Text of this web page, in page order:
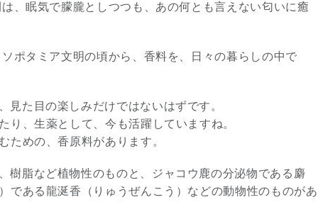
、眠気で朦朧としつつも、あの何とも言えない匂いに癒
ポタミア文明の頃から、香料を、日々の暮らしの中で
見た目の楽しみだけではないはずです。
り、生薬として、今も活躍していますね。
ための、香原料があります。
樹脂など植物性のものと、ジャコウ鹿の分泌物である麝
である龍涎香（りゅうぜんこう）などの動物性のものがあ